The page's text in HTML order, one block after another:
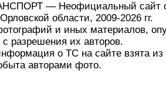
— Неофициальный сайт
области, 2009-2026 гг.
и иных материалов,
с разрешения их авторов.
о ТС на сайте взята из
авторами фото.